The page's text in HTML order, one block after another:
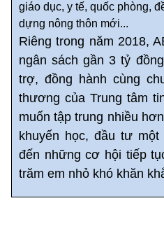
giáo dục, y tế, quốc phòng,
dựng nông thôn mới...
Riêng trong năm 2018,
ngân sách gần 3 tỷ
trợ, đồng hành cùng
thương của Trung tâm
muốn tập trung nhiều
khuyến học, đầu tư
đến những cơ hội tiếp
trăm em nhỏ khó khăn